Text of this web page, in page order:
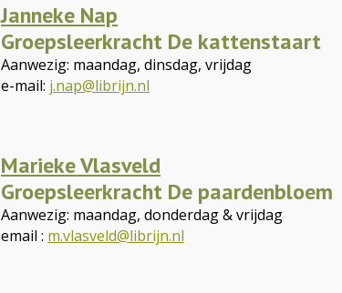
Janneke Nap
Groepsleerkracht De kattenstaart
Aanwezig: maandag, dinsdag, vrijdag
e-mail: j.nap@librijn.nl
Marieke Vlasveld
Groepsleerkracht De paardenbloem
Aanwezig: maandag, donderdag & vrijdag
email : m.vlasveld@librijn.nl